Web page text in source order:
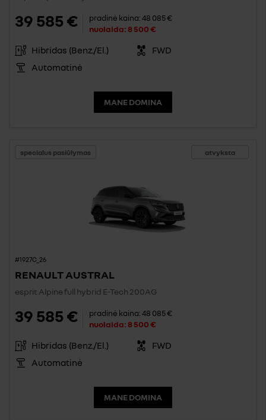
39 585 € pradinė kaina:48 085 €
nuolaida:8 500 €
Hibridas (Benz./El.)
FWD
Automatinė
MANE DOMINA
atvyksta
specialus pasiūlymas
#1927C_26
RENAULT AUSTRAL
esprit Alpine full hybrid E-Tech 200AG
39 585 € pradinė kaina:48 085 €
nuolaida:8 500 €
Hibridas (Benz./El.)
FWD
Automatinė
MANE DOMINA